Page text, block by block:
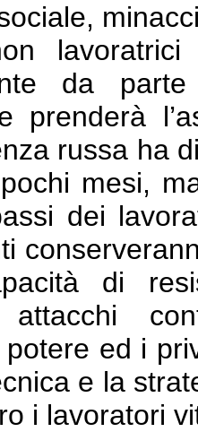
lavoratrici
da
prenderà
russa ha
mesi,
dei
di
attacchi
ed i
e la
i lavoratori